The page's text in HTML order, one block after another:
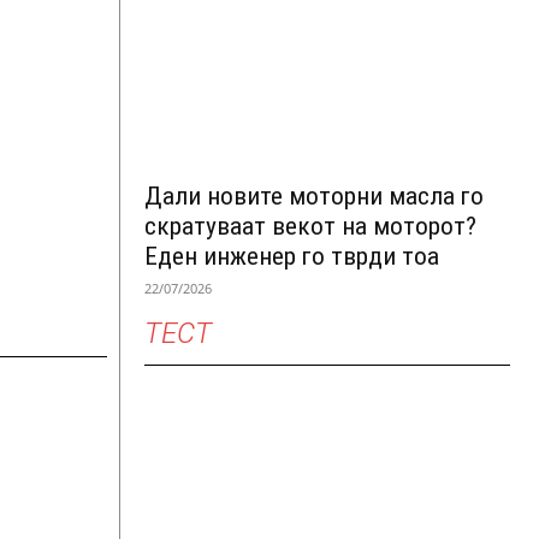
Дали новите моторни масла го
скратуваат векот на моторот?
Еден инженер го тврди тоа
22/07/2026
ТЕСТ